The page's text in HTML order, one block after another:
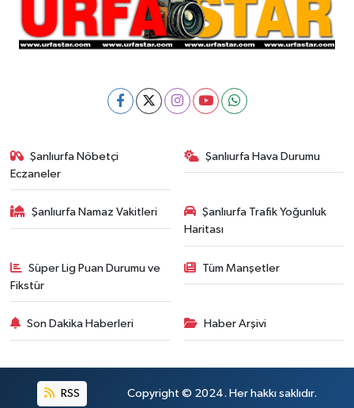
Şanlıurfa Nöbetçi
Eczaneler
Şanlıurfa Hava Durumu
Şanlıurfa Namaz Vakitleri
Şanlıurfa Trafik Yoğunluk
Haritası
Süper Lig Puan Durumu ve
Fikstür
Tüm Manşetler
Son Dakika Haberleri Haber Arşivi
RSS Copyright © 2024. Her hakkı saklıdır.